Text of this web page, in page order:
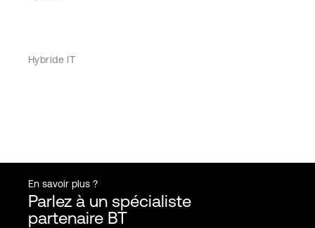
Hybride IT
En savoir plus ?
Parlez à un spécialiste
partenaire BT